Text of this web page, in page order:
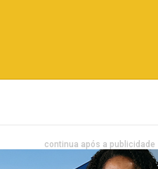
continua após a publicidade